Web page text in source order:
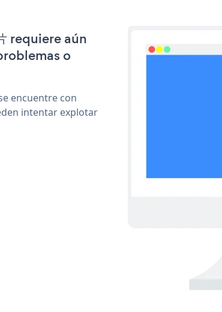
requiere aún
o
encuentre con
intentar explotar